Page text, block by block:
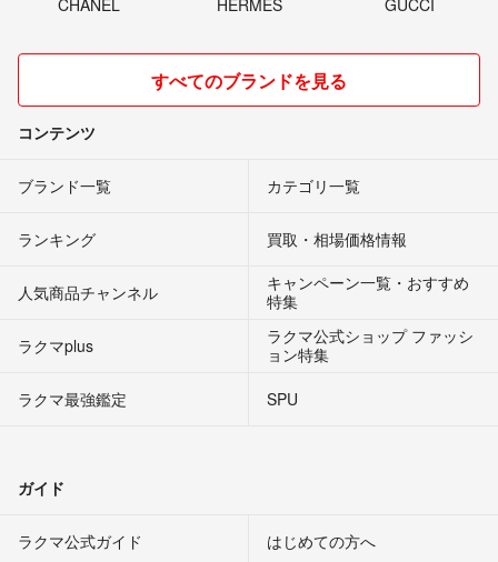
CHANEL HERMES GUCCI
すべてのブランドを見る
コンテンツ
ブランド一覧 カテゴリ一覧
ランキング 買取・相場価格情報
人気商品チャンネル
キャンペーン一覧・おすすめ
特集
ラクマplus
ラクマ公式ショップ ファッシ
ョン特集
ラクマ最強鑑定
SPU
ガイド
ラクマ公式ガイド はじめての方へ